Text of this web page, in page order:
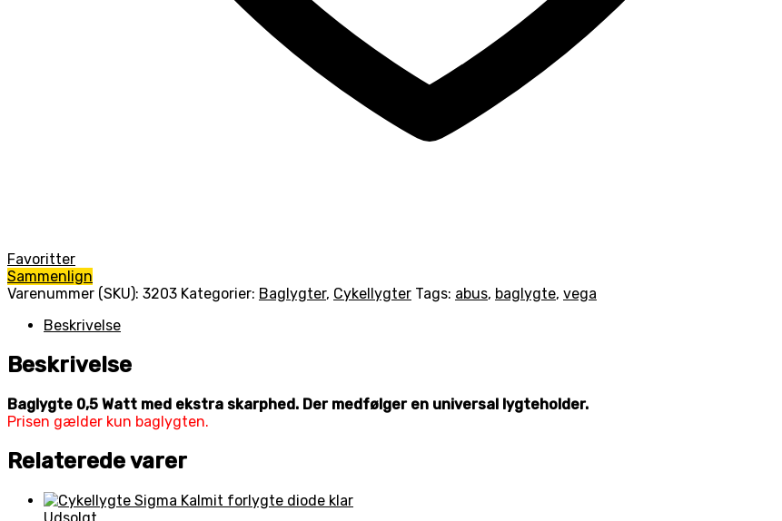
Favoritter
Sammenlign
Varenummer (SKU): 3203 Kategorier: Baglygter, Cykellygter Tags: abus, baglygte, vega
Beskrivelse
Beskrivelse
Baglygte 0,5 Watt med ekstra skarphed. Der medfølger en universal lygteholder.
Prisen gælder kun baglygten.
Relaterede varer
Udsolgt